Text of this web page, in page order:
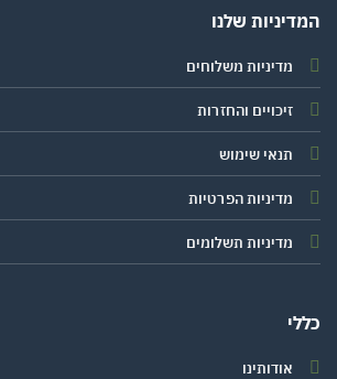
שלנו
מדיניות משלוחים
זיכויים והחזרות
תנאי שימוש
מדיניות הפרטיות
מדיניות תשלומים
אודותינו